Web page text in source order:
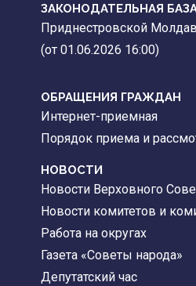
ЗАКОНОДАТЕЛЬНАЯ
Приднестровской
(от 01.06.2026 16:00)
ОБРАЩЕНИЯ ГРАЖДАН
Интернет-приемная
Порядок приема и
НОВОСТИ
Новости Верховного
Новости комитетов и
Работа на округах
Газета «Советы народа»
Депутатский час